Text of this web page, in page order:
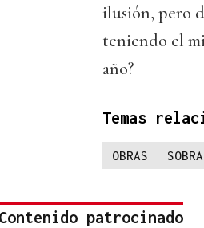
ilusión, pero
teniendo el
año?
Temas
OBRAS
Contenido patrocinado